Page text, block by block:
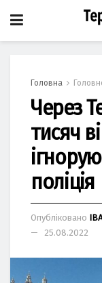
Головна
Через
тисяч
поліція
Опубліковано
25.08.2022